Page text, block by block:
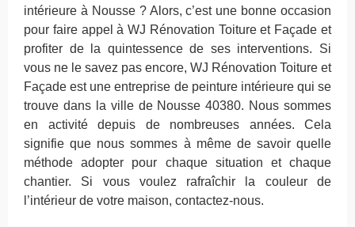
intérieure à Nousse ? Alors, c’est une bonne occasion
pour faire appel à WJ Rénovation Toiture et Façade et
profiter de la quintessence de ses interventions. Si
vous ne le savez pas encore, WJ Rénovation Toiture et
Façade est une entreprise de peinture intérieure qui se
trouve dans la ville de Nousse 40380. Nous sommes
en activité depuis de nombreuses années. Cela
signifie que nous sommes à même de savoir quelle
méthode adopter pour chaque situation et chaque
chantier. Si vous voulez rafraîchir la couleur de
l’intérieur de votre maison, contactez-nous.